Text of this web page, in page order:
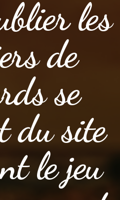
les
de
se
du site
le jeu